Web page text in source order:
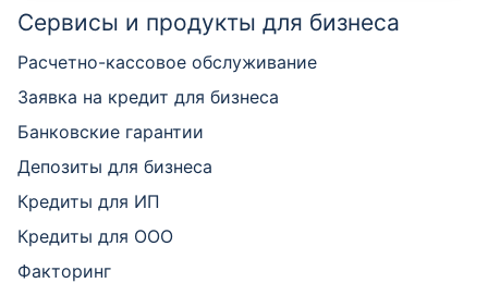
Сервисы и продукты для бизнеса
Расчетно-кассовое обслуживание
Заявка на кредит для бизнеса
Банковские гарантии
Депозиты для бизнеса
Кредиты для ИП
Кредиты для ООО
Факторинг